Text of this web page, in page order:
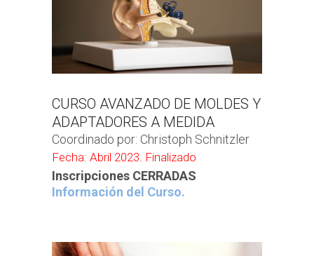
CURSO AVANZADO DE MOLDES Y
ADAPTADORES A MEDIDA
Coordinado por: Christoph Schnitzler
Fecha: Abril 2023. Finalizado
Inscripciones CERRADAS
Información del Curso.